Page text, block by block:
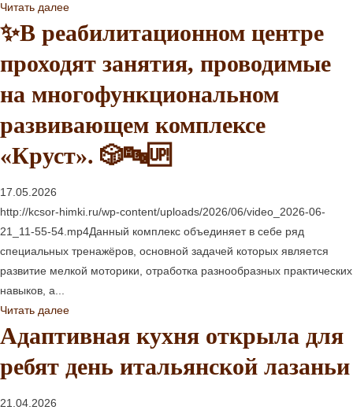
Читать далее
✨В реабилитационном центре
проходят занятия, проводимые
на многофункциональном
развивающем комплексе
«Круст». 🎲🔤🆙
17.05.2026
http://kcsor-himki.ru/wp-content/uploads/2026/06/video_2026-06-
21_11-55-54.mp4Данный комплекс объединяет в себе ряд
специальных тренажёров, основной задачей которых является
развитие мелкой моторики, отработка разнообразных практических
навыков, а...
Читать далее
Адаптивная кухня открыла для
ребят день итальянской лазаньи
21.04.2026